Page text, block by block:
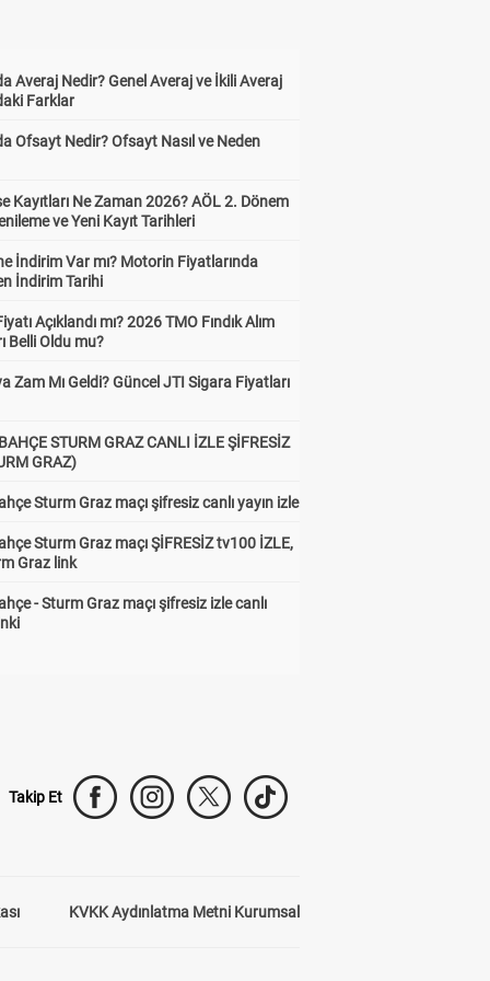
Averaj Nedir? Genel Averaj ve İkili Averaj
Farklar
Ofsayt Nedir? Ofsayt Nasıl ve Neden
Kayıtları Ne Zaman 2026? AÖL 2. Dönem
ve Yeni Kayıt Tarihleri
İndirim Var mı? Motorin Fiyatlarında
İndirim Tarihi
Açıklandı mı? 2026 TMO Fındık Alım
Belli Oldu mu?
Zam Mı Geldi? Güncel JTI Sigara Fiyatları
STURM GRAZ CANLI İZLE ŞİFRESİZ
GRAZ)
Sturm Graz maçı şifresiz canlı yayın izle
Sturm Graz maçı ŞİFRESİZ tv100 İZLE,
Graz link
- Sturm Graz maçı şifresiz izle canlı
Takip Et
KVKK Aydınlatma Metni Kurumsal